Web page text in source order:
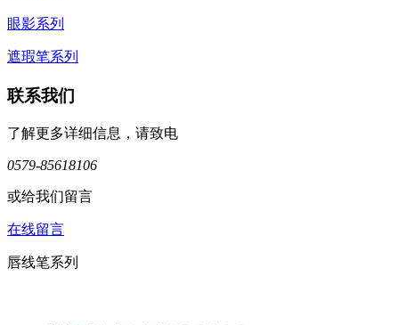
眼影系列
遮瑕笔系列
联系我们
了解更多详细信息，请致电
0579-85618106
或给我们留言
在线留言
唇线笔系列